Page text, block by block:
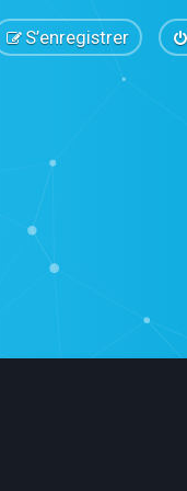
S’enregistrer